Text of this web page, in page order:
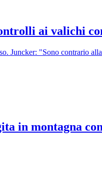
ai valichi
Juncker: "Sono contrario
in montagna